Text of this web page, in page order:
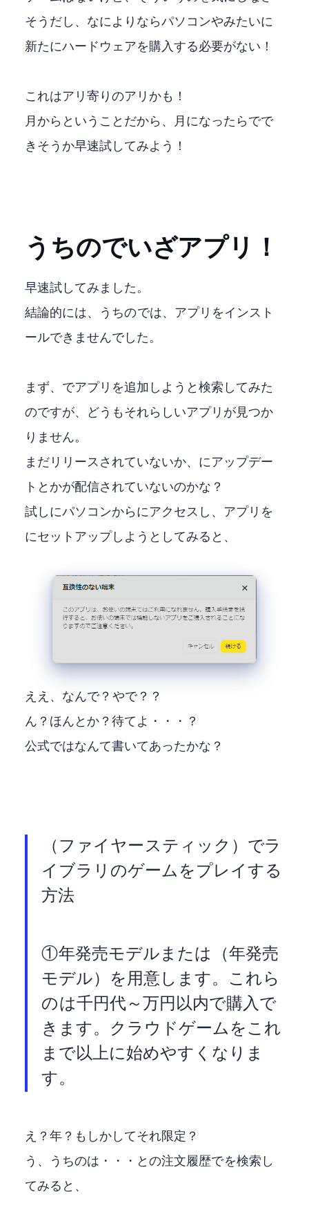
そうだし、なによりFire StickならパソコンやSwitchみたいに
新たにハードウェアを購入する必要がない！
これはアリ寄りのアリかも！
7月からということだから、7月になったらFire Stickでで
きそうか早速試してみよう！
うちのFire Stick 4K MAX でいざXBOXアプリ！
早速7/1試してみました。
結論的には、うちのFire TV Stick 4K MAXでは、XBOXアプリをインスト
ールできませんでした。
まず、Fire StcikでXBOXアプリを追加しようと検索してみた
のですが、どうもそれらしいアプリが見つか
りません。
まだリリースされていないか、Fire Stickにアップデー
トとかが配信されていないのかな？
試しにパソコンからAmazonにアクセスし、XBOXアプリをFire TV Stick 4K MAX
にセットアップしようとしてみると、
ええ、なんで？Fire TV Stick 4K MAXやで？？
ん？ほんとか？待てよ・・・？
公式ではなんて書いてあったかな？
Fire TV Stick（ファイヤーTVスティック）でXbox Game Pass Ultimate ラ
イブラリのゲームをプレイする
方法
① Fire TV Stick 4K Max (2023年発売モデル)または Fire TV Stick 4K （2023年発売
モデル）を用意します。これら
のFire TV Stickは7千円代～1万円以内で購入で
きます。クラウドゲームをこれ
まで以上に始めやすくなりま
す。
え？2023年？もしかしてそれ限定？
う、うちのは・・・とAmazonの注文履歴でFire TV Stick 4K Maxを検索し
てみると、